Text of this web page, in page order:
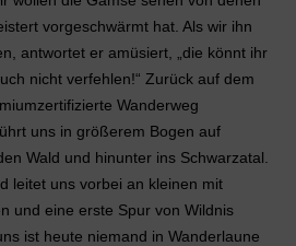
vorgeschwärmt hat. Als wir ihn
antwortet er amüsiert, „die könnt ihr
nicht verfehlen!“ Zurück auf dem
Wanderweg
uns in größerem Bogen auf
Wald und hinunter ins Schwarzatal.
leitet uns vorbei an kleinen mit
und eine erste Spur von Wildnis
ist heute niemand in Wanderlaune